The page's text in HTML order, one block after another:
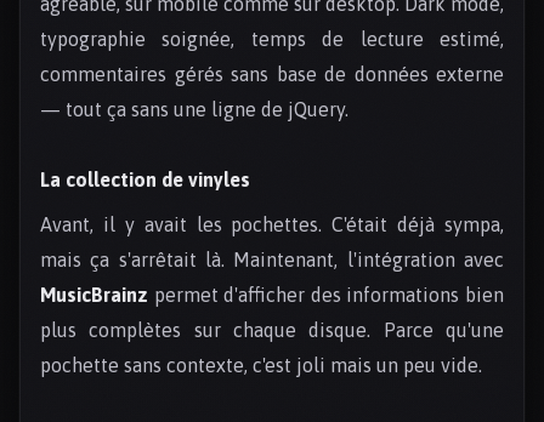
typographie soignée, temps de lecture estimé,
commentaires gérés sans base de données externe
— tout ça sans une ligne de jQuery.
La collection de vinyles
Avant, il y avait les pochettes. C'était déjà sympa,
mais ça s'arrêtait là. Maintenant, l'intégration avec
MusicBrainz permet d'afficher des informations bien
plus complètes sur chaque disque. Parce qu'une
pochette sans contexte, c'est joli mais un peu vide.